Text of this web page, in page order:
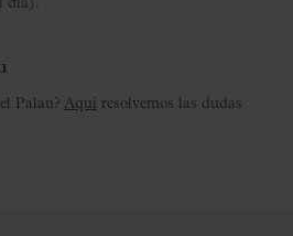
día).
Palau? Aquí resolvemos las dudas